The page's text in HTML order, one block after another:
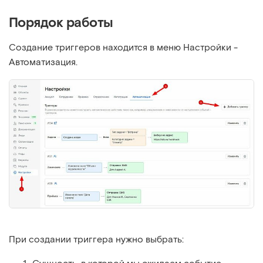
Порядок работы
Создание триггеров находится в меню Настройки -
Автоматизация.
При создании триггера нужно выбрать: